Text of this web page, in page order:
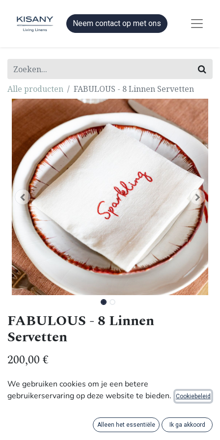
Neem contact op met ons
Alle producten FABULOUS - 8 Linnen Servetten
FABULOUS - 8 Linnen
Servetten
200,00€
Met de hand gemaakt door ambachtslieden in Africa
versie met 8 servetten – ideaal als origineel cadeautje of
om mee te nemen naar een etentje.
We gebruiken cookies om je een betere
gebruikerservaring op deze website te bieden.
Cookiebeleid
Alleen het essentiële Ik ga akkoord